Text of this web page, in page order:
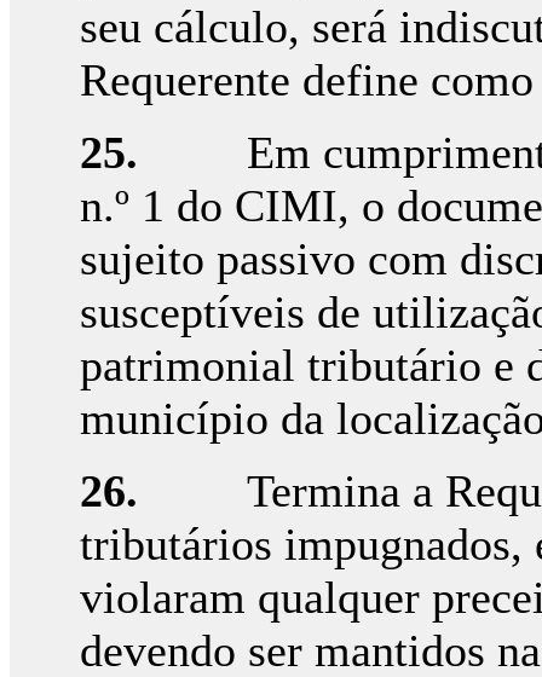
seu cálculo, será
Requerente define
25. Em
n.º 1 do CIMI, o
sujeito passivo com
susceptíveis de
patrimonial tributário e
município da
26. Termina a
tributários impugnados,
violaram qualquer
devendo ser mantidos